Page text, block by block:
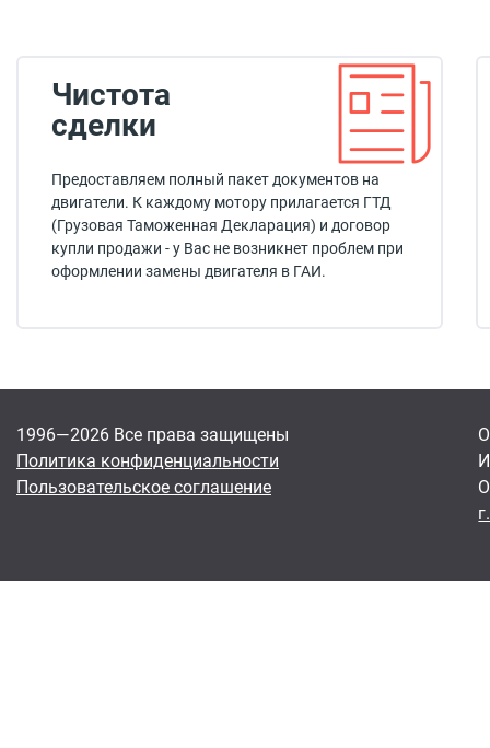
Чистота
сделки
Предоставляем полный пакет документов на
двигатели. К каждому мотору прилагается ГТД
(Грузовая Таможенная Декларация) и договор
купли продажи - у Вас не возникнет проблем при
оформлении замены двигателя в ГАИ.
1996—2026 Все права защищены
Политика конфиденциальности
Пользовательское соглашение